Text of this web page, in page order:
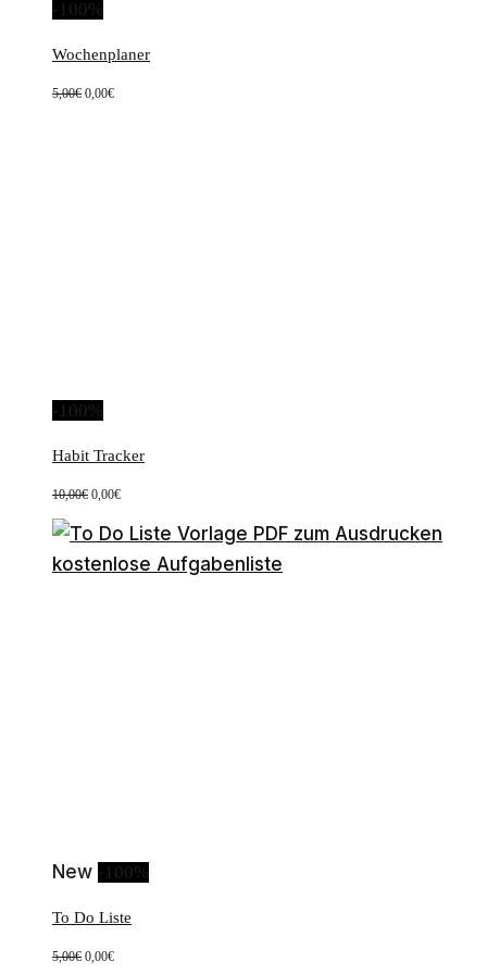
-100%
Wochenplaner
5,00€ Ursprünglicher
0,00€Aktueller
-100%
Habit Tracker
10,00€ Ursprünglicher
war:
10,00€
0,00€Aktueller
ist:
New -100%
To Do Liste
5,00€ Ursprünglicher
0,00€Aktueller